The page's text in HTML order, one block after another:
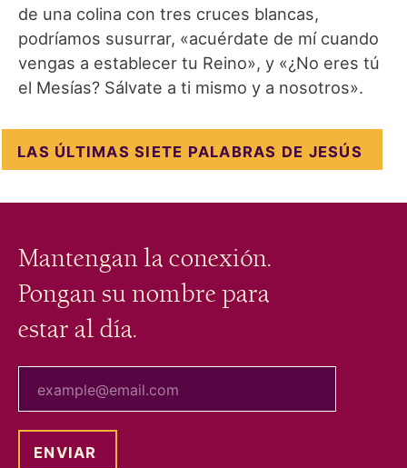
de una colina con tres cruces blancas,
podríamos susurrar, «acuérdate de mí cuando
vengas a establecer tu Reino», y «¿No eres tú
el Mesías? Sálvate a ti mismo y a nosotros».
LAS ÚLTIMAS SIETE PALABRAS DE JESÚS
Mantengan la conexión.
Pongan su nombre para
estar al día.